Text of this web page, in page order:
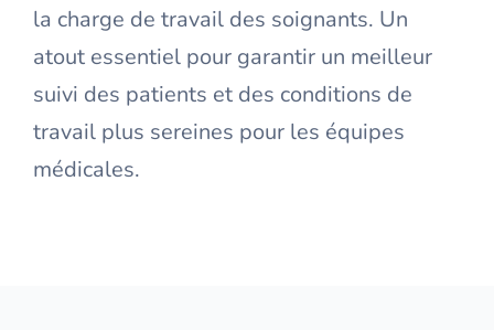
la charge de travail des soignants. Un
atout essentiel pour garantir un meilleur
suivi des patients et des conditions de
travail plus sereines pour les équipes
médicales.